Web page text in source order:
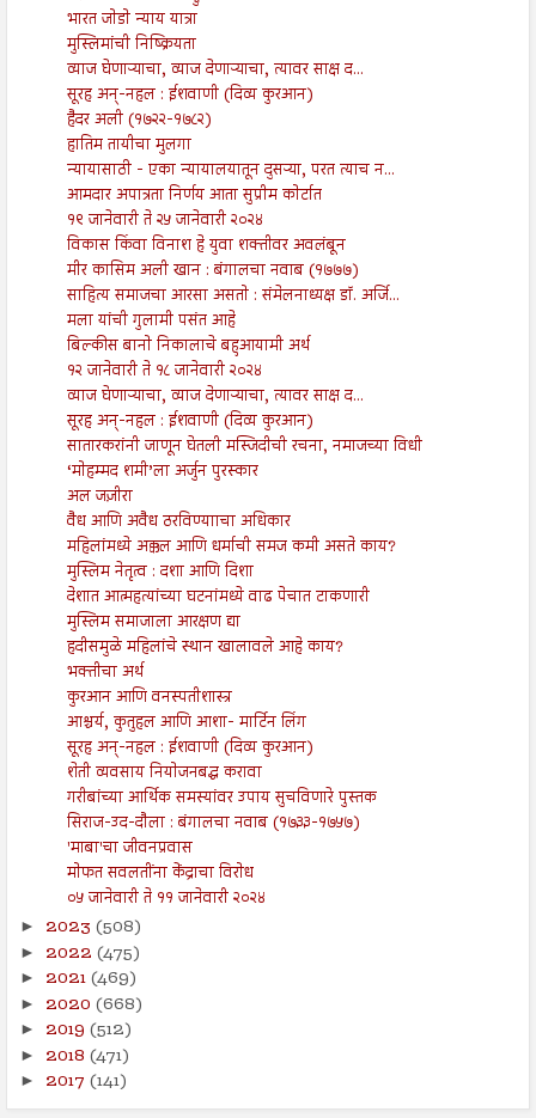
भारत जोडो न्याय यात्रा
मुस्लिमांची निष्क्रियता
व्याज घेणाऱ्याचा, व्याज देणाऱ्याचा, त्यावर साक्ष द...
सूरह अन्-नहल : ईशवाणी (दिव्य कुरआन)
हैदर अली (१७२२-१७८२)
हातिम तायीचा मुलगा
न्यायासाठी - एका न्यायालयातून दुसऱ्या, परत त्याच न...
आमदार अपात्रता निर्णय आता सुप्रीम कोर्टात
१९ जानेवारी ते २५ जानेवारी २०२४
विकास किंवा विनाश हे युवा शक्तीवर अवलंबून
मीर कासिम अली खान : बंगालचा नवाब (१७७७)
साहित्य समाजचा आरसा असतो : संमेलनाध्यक्ष डॉ. अर्जि...
मला यांची गुलामी पसंत आहे
बिल्कीस बानो निकालाचे बहुआयामी अर्थ
१२ जानेवारी ते १८ जानेवारी २०२४
व्याज घेणाऱ्याचा, व्याज देणाऱ्याचा, त्यावर साक्ष द...
सूरह अन्-नहल : ईशवाणी (दिव्य कुरआन)
सातारकरांनी जाणून घेतली मस्जिदीची रचना, नमाजच्या विधी
‘मोहम्मद शमी’ला अर्जुन पुरस्कार
अल जज़ीरा
वैध आणि अवैध ठरविण्यााचा अधिकार
महिलांमध्ये अक्कल आणि धर्माची समज कमी असते काय?
मुस्लिम नेतृत्व : दशा आणि दिशा
देशात आत्महत्यांच्या घटनांमध्ये वाढ पेचात टाकणारी
मुस्लिम समाजाला आरक्षण द्या
हदीसमुळे महिलांचे स्थान खालावले आहे काय?
भक्तीचा अर्थ
कुरआन आणि वनस्पतीशास्त्र
आश्चर्य, कुतुहल आणि आशा- मार्टिन लिंग
सूरह अन्-नहल : ईशवाणी (दिव्य कुरआन)
शेती व्यवसाय नियोजनबद्ध करावा
गरीबांच्या आर्थिक समस्यांवर उपाय सुचविणारे पुस्तक
सिराज-उद-दौला : बंगालचा नवाब (१७३३-१७५७)
'माबा'चा जीवनप्रवास
मोफत सवलतींना केंद्राचा विरोध
०५ जानेवारी ते ११ जानेवारी २०२४
► 2023 (508)
► 2022 (475)
► 2021(469)
► 2020 (668)
► 2019 (512)
► 2018 (471)
► 2017 (141)